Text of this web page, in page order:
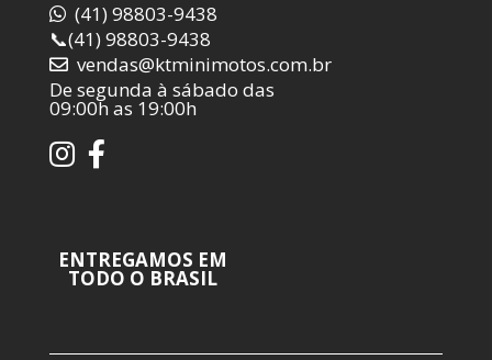
(41) 98803-9438
📞(41) 98803-9438
vendas@ktminimotos.com.br
De segunda à sábado das
09:00h as 19:00h
ENTREGAMOS EM
TODO O BRASIL